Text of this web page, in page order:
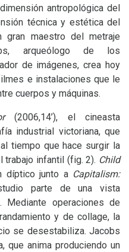
antropológica del
técnica y estética del
maestro del metraje
arqueólogo de los
de imágenes, crea hoy
e instalaciones que le
cuerpos y máquinas.
(2006,14’), el cineasta
industrial victoriana, que
tiempo que hace surgir la
infantil (fig. 2). Child
díptico junto a Capitalism:
parte de una vista
operaciones de
y de collage, la
se desestabiliza. Jacobs
que anima produciendo un